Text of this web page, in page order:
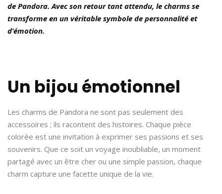
de Pandora. Avec son retour tant attendu, le charms se
transforme en un véritable symbole de personnalité et
d’émotion.
Un bijou émotionnel
Les charms de Pandora ne sont pas seulement des
accessoires ; ils racontent des histoires. Chaque pièce
colorée est une invitation à exprimer ses passions et ses
souvenirs. Que ce soit un voyage inoubliable, un moment
partagé avec un être cher ou une simple passion, chaque
charm capture une facette unique de la vie.